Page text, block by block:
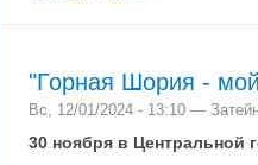
"Горная Шория -
Вс, 12/01/2024 - 13:10 —
30 ноября в Центральной